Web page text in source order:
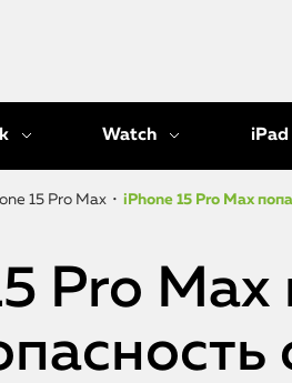
Watch iPad
15 Pro Max • iPhone 15 Pro Max
Pro Max